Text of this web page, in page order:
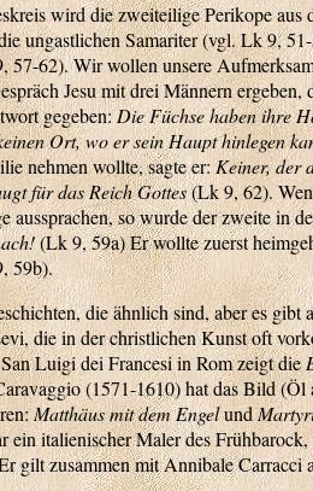
wird die zweiteilige Perikope aus
ungastlichen Samariter (vgl. Lk 9,
57-62). Wir wollen unsere
Jesu mit drei Männern
gegeben:Die Füchse haben ihre
Ort, wo er sein Haupt hinlegen
nehmen wollte, sagte er:Keiner, der
für das Reich Gottes(Lk 9, 62).
aussprachen, so wurde der zweite in
(Lk 9, 59a) Er wollte zuerst
59b).
die ähnlich sind, aber es gibt
die in der christlichen Kunst oft
Luigi dei Francesi in Rom zeigt die
(1571-1610) hat das Bild
Matthäus mit dem Engelund
ein italienischer Maler des
gilt zusammen mit Annibale Carracci